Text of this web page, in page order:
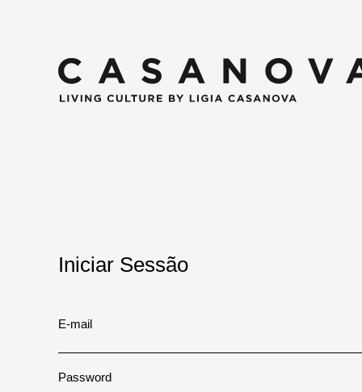
Iniciar Sessão
E-mail
Password